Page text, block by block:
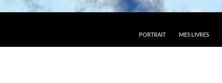
PORTRAIT MES LIVRES